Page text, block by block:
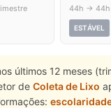
44h → 44h
ESTÁVEL
últimos 12 meses
de Coleta de Lixo